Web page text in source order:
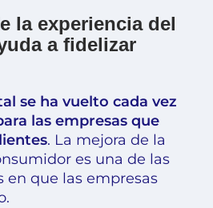
la experiencia del
a fidelizar
se ha vuelto cada vez
las empresas que
. La mejora de la
es una de las
en que las empresas